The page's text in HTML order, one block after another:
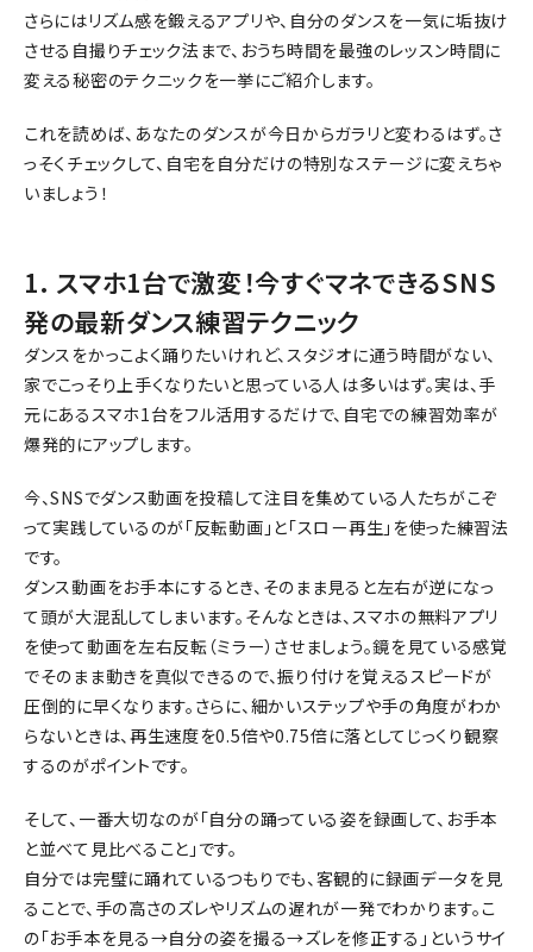
さらにはリズム感を鍛えるアプリや、自分のダンスを一気に垢抜け
させる自撮りチェック法まで、おうち時間を最強のレッスン時間に
変える秘密のテクニックを一挙にご紹介します。
これを読めば、あなたのダンスが今日からガラリと変わるはず。さ
っそくチェックして、自宅を自分だけの特別なステージに変えちゃ
いましょう！
1. スマホ1台で激変！今すぐマネできるSNS
発の最新ダンス練習テクニック
ダンスをかっこよく踊りたいけれど、スタジオに通う時間がない、
家でこっそり上手くなりたいと思っている人は多いはず。実は、手
元にあるスマホ1台をフル活用するだけで、自宅での練習効率が
爆発的にアップします。
今、SNSでダンス動画を投稿して注目を集めている人たちがこぞ
って実践しているのが「反転動画」と「スロー再生」を使った練習法
です。
ダンス動画をお手本にするとき、そのまま見ると左右が逆になっ
て頭が大混乱してしまいます。そんなときは、スマホの無料アプリ
を使って動画を左右反転（ミラー）させましょう。鏡を見ている感覚
でそのまま動きを真似できるので、振り付けを覚えるスピードが
圧倒的に早くなります。さらに、細かいステップや手の角度がわか
らないときは、再生速度を0.5倍や0.75倍に落としてじっくり観察
するのがポイントです。
そして、一番大切なのが「自分の踊っている姿を録画して、お手本
と並べて見比べること」です。
自分では完璧に踊れているつもりでも、客観的に録画データを見
ることで、手の高さのズレやリズムの遅れが一発でわかります。こ
の「お手本を見る→自分の姿を撮る→ズレを修正する」というサイ